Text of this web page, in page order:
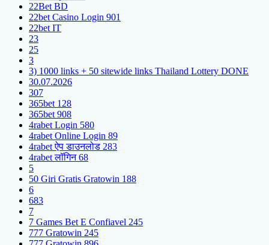
22Bet BD
22bet Casino Login 901
22bet IT
23
25
3
3) 1000 links + 50 sitewide links Thailand Lottery DONE
30.07.2026
307
365bet 128
365bet 908
4rabet Login 580
4rabet Online Login 89
4rabet ऐप डाउनलोड 283
4rabet लॉगिन 68
5
50 Giri Gratis Gratowin 188
6
683
7
7 Games Bet E Confiavel 245
777 Gratowin 245